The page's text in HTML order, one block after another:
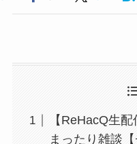
【ReHacQ生
まったり雑談